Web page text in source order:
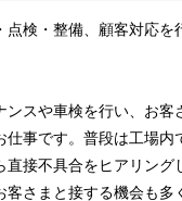
点検・整備、顧客対応を
ンスや車検を行い、お客
仕事です。普段は工場内
直接不具合をヒアリング
さまと接する機会も多